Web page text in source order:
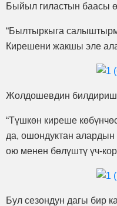
Быйыл гиластын баасы
“Былтыркыга
Кирешени жакшы эле
Жолдошевдин
“Түшкөн киреше
да, ошондуктан алардын
ою менен бөлүштү үч-
Бул сезондун дагы бир